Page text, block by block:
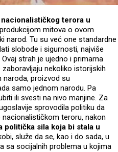
terora u
mitova o ovom
narod. Tu su već one standardne
slobode i sigurnosti, najviše
strah je ujedno i primarna
nekoliko istorijskih
naroda, proizvod su
samo jednom narodu. Pa
ili svesti na nivo manjine. Za
sprovodila politiku da
teroru, nakon
politička sila koja bi stala u
služe da se, kao i do sada, u
sa socijalnih problema u kojima